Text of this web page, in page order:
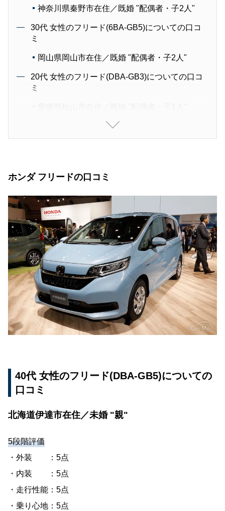
神奈川県秦野市在住／既婚 "配偶者・子2人"
30代 女性のフリード(6BA-GB5)についての口コ
ミ
岡山県岡山市在住／既婚 "配偶者・子2人"
20代 女性のフリード(DBA-GB3)についての口コ
ミ
40代 女性のフリード(DBA-GB4)についての口コ
ミ
30代 女性のフリード(6BA-GB6)についての口コ
京都府京都市在住／既婚 "配偶者・子2人"
30代 女性のフリード(DBA-GB6)についての口コ
ミ
北海道札幌市在住／既婚 "配偶者・子2人"
40代 女性のフリード(DAA-GB7)についての口コ
ミ
三重県鈴鹿市在住／既婚 "配偶者・子2人"
40代 女性のフリード(DBA-GB3)についての口コ
ミ
20代 男性のフリード(DBA-GB5)についての口コ
ミ
40代 男性のフリード(DAA-GB8)についての口コ
富山県富山市在住／既婚 "配偶者・子1人"
ホンダ フリードの口コミ
40代 女性のフリード(DBA-GB5)についての
口コミ
北海道伊達市在住／未婚 "親"
5段階評価
・外装 ：5点
・内装 ：5点
・走行性能：5点
・乗り心地：5点